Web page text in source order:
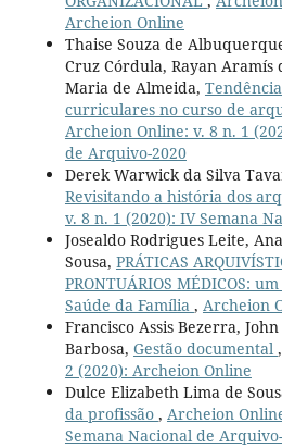
Archeion Online
Thaise Souza de
Cruz Córdula, Rayan Aramís
Maria de Almeida,
curriculares no curso de
Archeion Online: v. 8 n. 1
de Arquivo-2020
Derek Warwick da Silva
Revisitando a história dos
v. 8 n. 1 (2020): IV Semana
Josealdo Rodrigues Leite,
Sousa, PRÁTICAS
PRONTUÁRIOS MÉDICOS:
Saúde da Família , Archeion
Francisco Assis Bezerra,
Barbosa, Gestão documental ,
2 (2020): Archeion Online
Dulce Elizabeth Lima de
da profissão , Archeion
Semana Nacional de